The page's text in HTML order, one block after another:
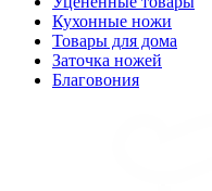
Кухонные ножи
Товары для дома
Заточка ножей
Благовония